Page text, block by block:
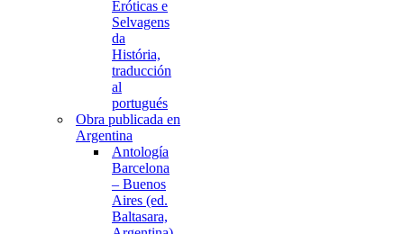
Eróticas e
Selvagens
da
História,
traducción
al
portugués
Obra publicada en
Argentina
Antología
Barcelona
– Buenos
Aires (ed.
Baltasara,